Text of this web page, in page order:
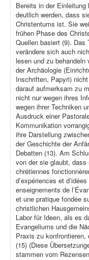
Bereits in der
deutlich werden, dass
Christentums ist. Sie
frühen Phase des
Quellen basiert (9). Das
verändere sich auch
lesen und zu
der Archäologie
Inschriften, Papyri)
darauf aufmerksam zu
nicht nur wegen ihres
wegen ihrer Techniken
Ausdruck einer
Kommunikation
ihre Darstellung
der Geschichte der
Debatten (13). Am
von der sie glaubt,
chrétiennes
d’expériences et
enseignements de
et une pratique fondée
christlichen
Labor für Ideen, als es
Evangeliums und die
Praxis zu
(15) (Diese
stammen vom